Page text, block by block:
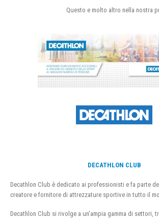
Questo e molto altro nella nostra
DECATHLON CLUB
Decathlon Club è dedicato ai professionisti e fa parte
creatore e fornitore di attrezzature sportive in tutto il
Decathlon Club si rivolge a un’ampia gamma di settori,